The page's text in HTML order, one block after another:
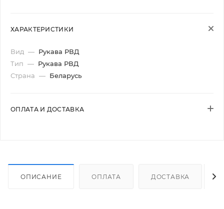
ХАРАКТЕРИСТИКИ
Вид — Рукава РВД
Тип — Рукава РВД
Страна — Беларусь
ОПЛАТА И ДОСТАВКА
ОПИСАНИЕ ОПЛАТА ДОСТАВКА